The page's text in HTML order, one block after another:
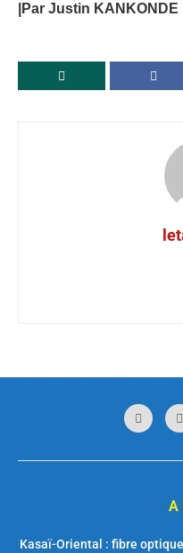
|Par Justin KANKONDE
A
Kasaï-Oriental : fibre